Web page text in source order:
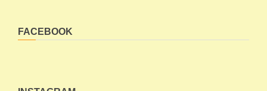
FACEBOOK